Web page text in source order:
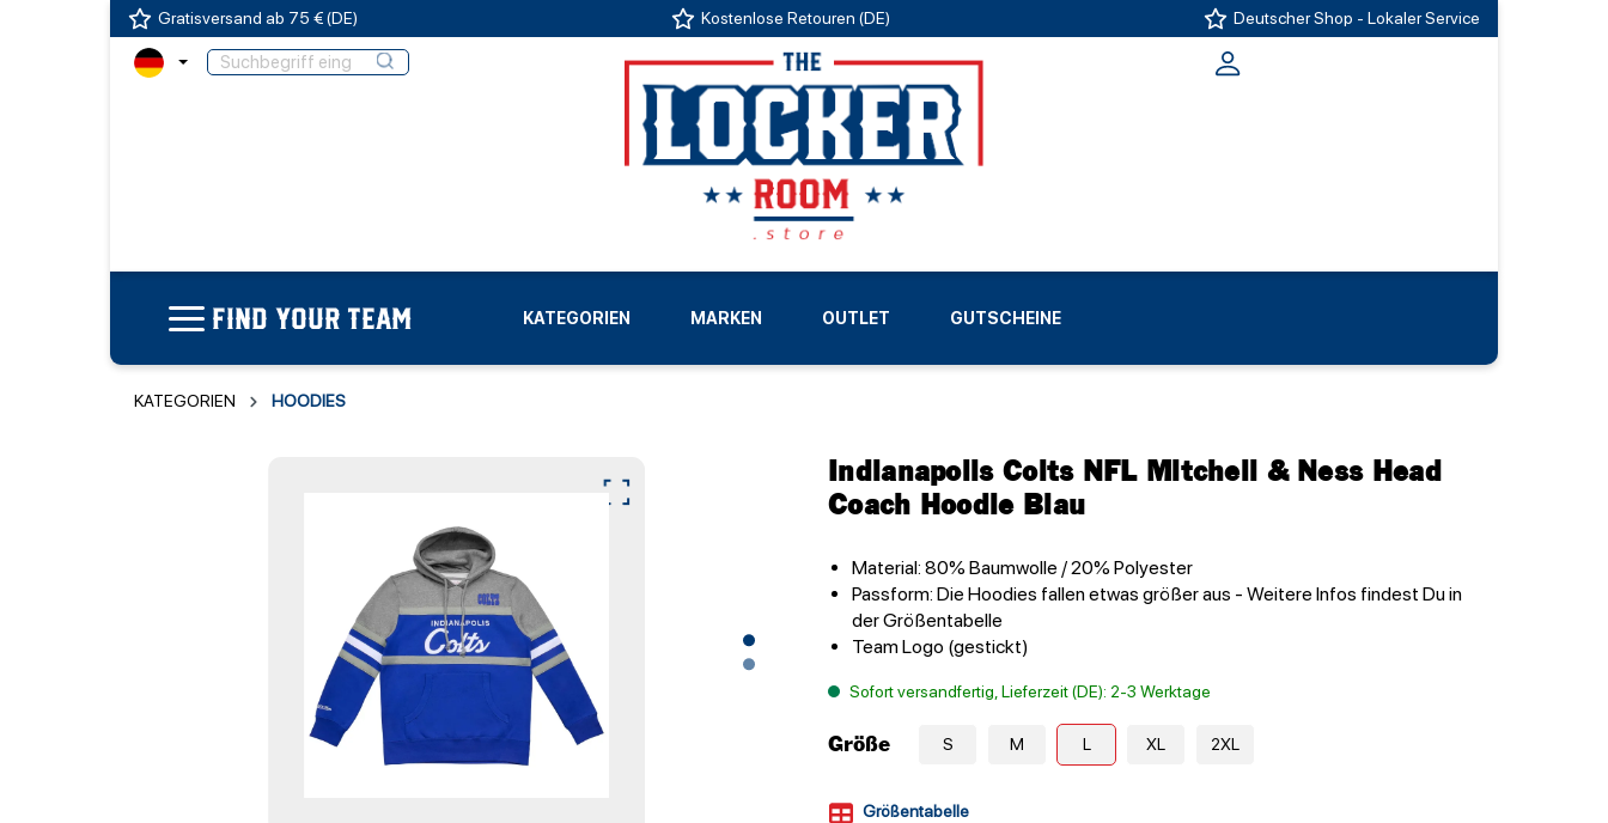
Gratisversand ab 75 € (DE) Kostenlose Retouren (DE) Deutscher Shop - Lokaler Service
FIND YOUR TEAM KATEGORIEN MARKEN
LIGEN
OUTLET GUTSCHEINE
KATEGORIEN HOODIES
Indianapolis Colts NFL Mitchell & Ness Head
Coach Hoodie Blau
Material: 80% Baumwolle / 20% Polyester
Passform: Die Hoodies fallen etwas größer aus - Weitere Infos findest Du in
der Größentabelle
Team Logo (gestickt)
Sofort versandfertig, Lieferzeit (DE): 2-3 Werktage
Größe S M L XL 2XL
Größentabelle